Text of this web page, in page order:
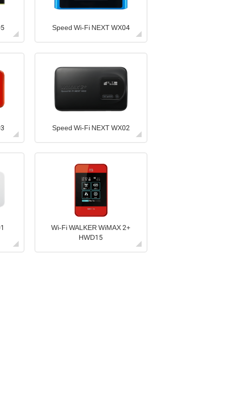
Speed Wi-Fi NEXT WX04
Speed Wi-Fi NEXT WX02
Wi-Fi WALKER WiMAX 2+
HWD15